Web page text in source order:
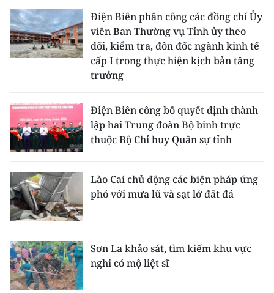
Điện Biên phân công các đồng chí Ủy
viên Ban Thường vụ Tỉnh ủy theo
dõi, kiểm tra, đôn đốc ngành kinh tế
cấp I trong thực hiện kịch bản tăng
trưởng
Điện Biên công bố quyết định thành
lập hai Trung đoàn Bộ binh trực
thuộc Bộ Chỉ huy Quân sự tỉnh
Lào Cai chủ động các biện pháp ứng
phó với mưa lũ và sạt lở đất đá
Sơn La khảo sát, tìm kiếm khu vực
nghi có mộ liệt sĩ